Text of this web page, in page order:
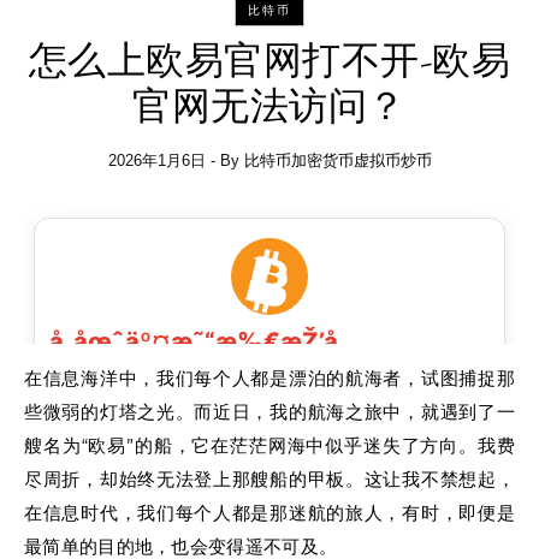
比特币
怎么上欧易官网打不开-欧易
官网无法访问？
2026年1月6日 - By 比特币加密货币虚拟币炒币
在信息海洋中，我们每个人都是漂泊的航海者，试图捕捉那
些微弱的灯塔之光。而近日，我的航海之旅中，就遇到了一
艘名为“欧易”的船，它在茫茫网海中似乎迷失了方向。我费
尽周折，却始终无法登上那艘船的甲板。这让我不禁想起，
在信息时代，我们每个人都是那迷航的旅人，有时，即便是
最简单的目的地，也会变得遥不可及。